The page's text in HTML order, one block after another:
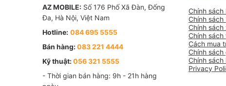
AZ MOBILE: Số 176 Phố Xã Đàn, Đống
Đa, Hà Nội, Việt Nam
Hotline: 084 695 5555
Bán hàng:083 221 4444
Kỹ thuật:056 321 5555
- Thời gian bán hàng: 9h - 21h hàng
Chính
Chính sách
Chính
Chính
Cách mua
Chính sách
Chính sách
Privacy